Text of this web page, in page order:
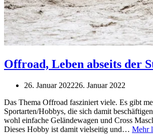
Offroad, Leben abseits der
26. Januar 202226. Januar 2022
Das Thema Offroad fasziniert viele. Es gibt
Sportarten/Hobbys, die sich damit
wohl einfache Geländewagen und Cross
Dieses Hobby ist damit vielseitig und… Mehr